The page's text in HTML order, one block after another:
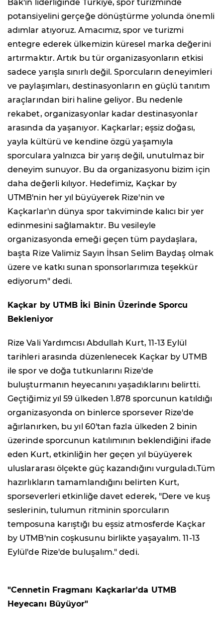
Bak'ın liderliğinde Türkiye, spor turizminde
potansiyelini gerçeğe dönüştürme yolunda önemli
adımlar atıyoruz. Amacımız, spor ve turizmi
entegre ederek ülkemizin küresel marka değerini
artırmaktır. Artık bu tür organizasyonların etkisi
sadece yarışla sınırlı değil. Sporcuların deneyimleri
ve paylaşımları, destinasyonların en güçlü tanıtım
araçlarından biri haline geliyor. Bu nedenle
rekabet, organizasyonlar kadar destinasyonlar
arasında da yaşanıyor. Kaçkarlar; eşsiz doğası,
yayla kültürü ve kendine özgü yaşamıyla
sporculara yalnızca bir yarış değil, unutulmaz bir
deneyim sunuyor. Bu da organizasyonu bizim için
daha değerli kılıyor. Hedefimiz, Kaçkar by
UTMB'nin her yıl büyüyerek Rize'nin ve
Kaçkarlar'ın dünya spor takviminde kalıcı bir yer
edinmesini sağlamaktır. Bu vesileyle
organizasyonda emeği geçen tüm paydaşlara,
başta Rize Valimiz Sayın İhsan Selim Baydaş olmak
üzere ve katkı sunan sponsorlarımıza teşekkür
ediyorum" dedi.
Kaçkar by UTMB İki Binin Üzerinde Sporcu
Bekleniyor
Rize Vali Yardımcısı Abdullah Kurt, 11-13 Eylül
tarihleri arasında düzenlenecek Kaçkar by UTMB
ile spor ve doğa tutkunlarını Rize'de
buluşturmanın heyecanını yaşadıklarını belirtti.
Geçtiğimiz yıl 59 ülkeden 1.878 sporcunun katıldığı
organizasyonda on binlerce sporsever Rize'de
ağırlanırken, bu yıl 60'tan fazla ülkeden 2 binin
üzerinde sporcunun katılımının beklendiğini ifade
eden Kurt, etkinliğin her geçen yıl büyüyerek
uluslararası ölçekte güç kazandığını vurguladı.Tüm
hazırlıkların tamamlandığını belirten Kurt,
sporseverleri etkinliğe davet ederek, "Dere ve kuş
seslerinin, tulumun ritminin sporcuların
temposuna karıştığı bu eşsiz atmosferde Kaçkar
by UTMB'nin coşkusunu birlikte yaşayalım. 11-13
Eylül'de Rize'de buluşalım." dedi.
"Cennetin Fragmanı Kaçkarlar'da UTMB
Heyecanı Büyüyor"